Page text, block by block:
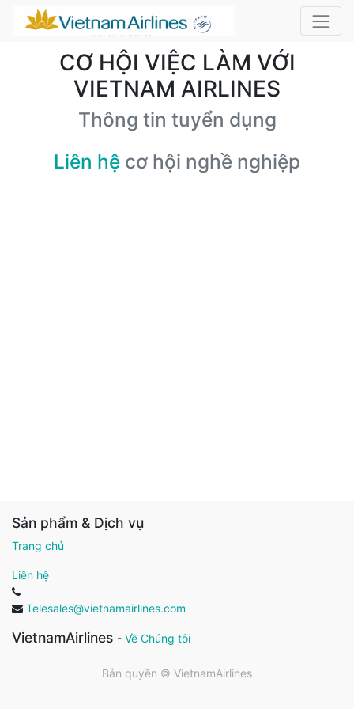
CƠ HỘI VIỆC LÀM VỚI
VIETNAM AIRLINES
Thông tin tuyển dụng
Liên hệ cơ hội nghề nghiệp
Sản phẩm & Dịch vụ
Trang chủ
Liên hệ
Telesales@vietnamairlines.com
VietnamAirlines - Về Chúng tôi
Bản quyền © VietnamAirlines